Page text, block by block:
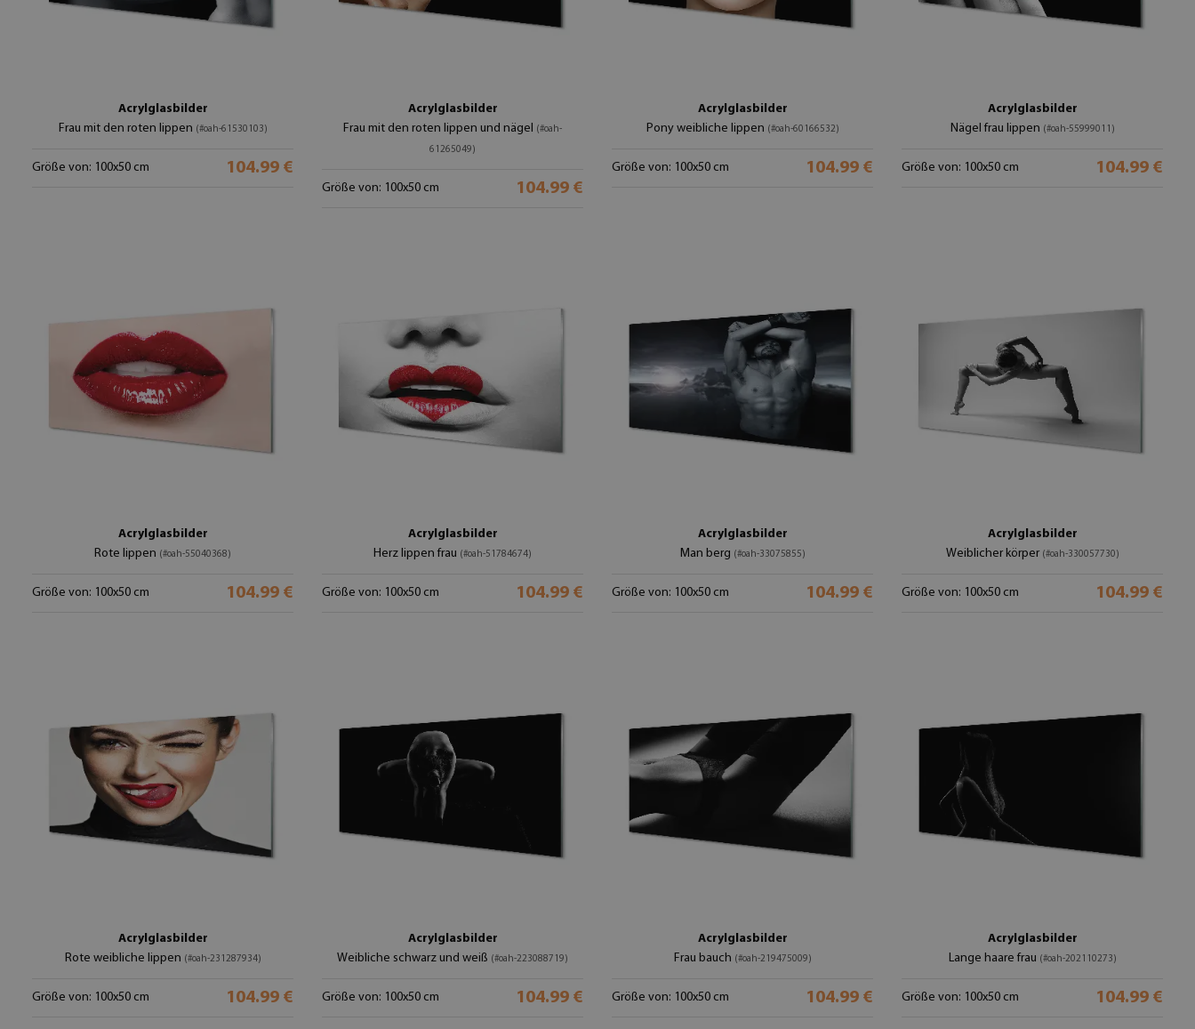
Acrylglasbilder
Frau mit den roten lippen (#oah-61530103)
Größe von: 100x50 cm 104.99 €
Acrylglasbilder
Frau mit den roten lippen und nägel (#oah-
61265049)
Größe von: 100x50 cm 104.99 €
Acrylglasbilder
Pony weibliche lippen (#oah-60166532)
Größe von: 100x50 cm 104.99 €
Acrylglasbilder
Nägel frau lippen (#oah-55999011)
Größe von: 100x50 cm 104.99 €
Acrylglasbilder
Rote lippen (#oah-55040368)
Größe von: 100x50 cm 104.99 €
Acrylglasbilder
Herz lippen frau (#oah-51784674)
Größe von: 100x50 cm 104.99 €
Acrylglasbilder
Man berg (#oah-33075855)
Größe von: 100x50 cm 104.99 €
Acrylglasbilder
Weiblicher körper (#oah-330057730)
Größe von: 100x50 cm 104.99 €
Acrylglasbilder
Rote weibliche lippen (#oah-231287934)
Größe von: 100x50 cm 104.99 €
Acrylglasbilder
Weibliche schwarz und weiß (#oah-223088719)
Größe von: 100x50 cm 104.99 €
Acrylglasbilder
Frau bauch (#oah-219475009)
Größe von: 100x50 cm 104.99 €
Acrylglasbilder
Lange haare frau (#oah-202110273)
Größe von: 100x50 cm 104.99 €